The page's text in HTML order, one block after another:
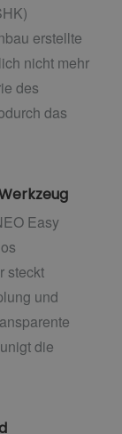
erstellte
nicht mehr
des
das
Easy
steckt
und
die